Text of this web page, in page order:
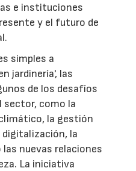
e instituciones
y el futuro de
simples a
jardinería', las
de los desafíos
sector, como la
la gestión
digitalización, la
nuevas relaciones
La iniciativa